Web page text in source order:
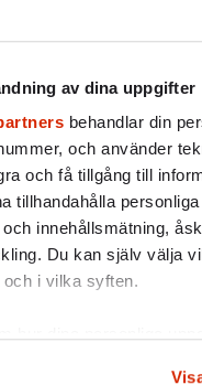
av dina uppgifter
behandlar din
och använder
och få tillgång till
tillhandahålla
innehållsmätning,
Du kan själv välja
i vilka syften.
och
tilliten i
någonsin, så
riskerar annars
Timothy
säger att
svar: Wong är